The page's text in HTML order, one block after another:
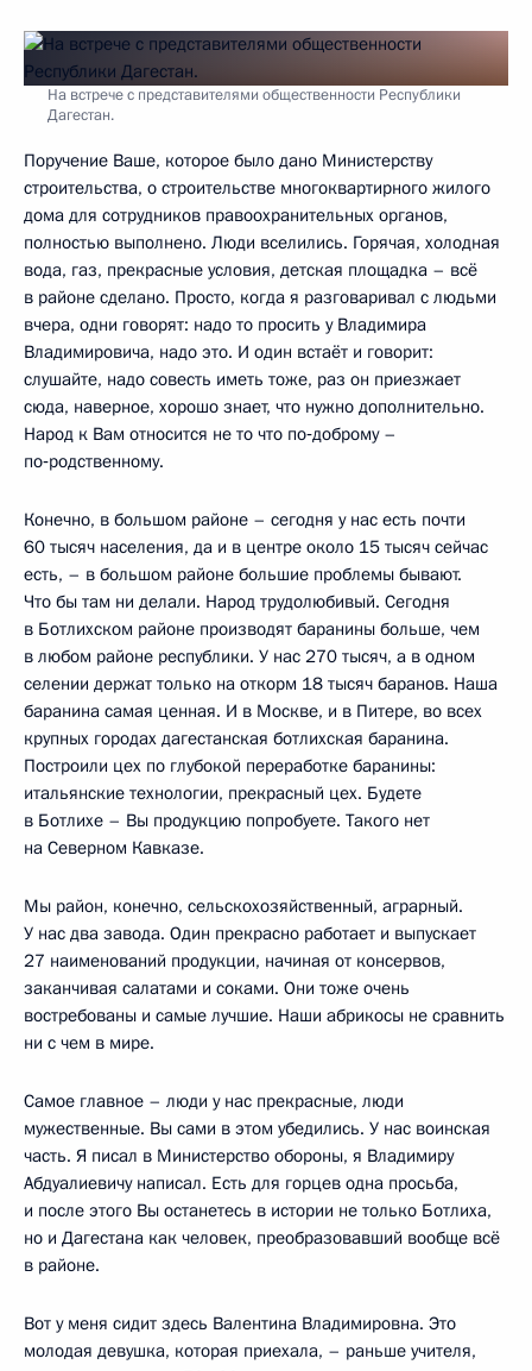
На встрече с представителями общественности Республики
Дагестан.
Поручение Ваше, которое было дано Министерству
строительства, о строительстве многоквартирного жилого
дома для сотрудников правоохранительных органов,
полностью выполнено. Люди вселились. Горячая, холодная
вода, газ, прекрасные условия, детская площадка – всё
в районе сделано. Просто, когда я разговаривал с людьми
вчера, одни говорят: надо то просить у Владимира
Владимировича, надо это. И один встаёт и говорит:
слушайте, надо совесть иметь тоже, раз он приезжает
сюда, наверное, хорошо знает, что нужно дополнительно.
Народ к Вам относится не то что по‑доброму –
по‑родственному.
Конечно, в большом районе – сегодня у нас есть почти
60 тысяч населения, да и в центре около 15 тысяч сейчас
есть, – в большом районе большие проблемы бывают.
Что бы там ни делали. Народ трудолюбивый. Сегодня
в Ботлихском районе производят баранины больше, чем
в любом районе республики. У нас 270 тысяч, а в одном
селении держат только на откорм 18 тысяч баранов. Наша
баранина самая ценная. И в Москве, и в Питере, во всех
крупных городах дагестанская ботлихская баранина.
Построили цех по глубокой переработке баранины:
итальянские технологии, прекрасный цех. Будете
в Ботлихе – Вы продукцию попробуете. Такого нет
на Северном Кавказе.
Мы район, конечно, сельскохозяйственный, аграрный.
У нас два завода. Один прекрасно работает и выпускает
27 наименований продукции, начиная от консервов,
заканчивая салатами и соками. Они тоже очень
востребованы и самые лучшие. Наши абрикосы не сравнить
ни с чем в мире.
Самое главное – люди у нас прекрасные, люди
мужественные. Вы сами в этом убедились. У нас воинская
часть. Я писал в Министерство обороны, я Владимиру
Абдуалиевичу написал. Есть для горцев одна просьба,
и после этого Вы останетесь в истории не только Ботлиха,
но и Дагестана как человек, преобразовавший вообще всё
в районе.
Вот у меня сидит здесь Валентина Владимировна. Это
молодая девушка, которая приехала, – раньше учителя,